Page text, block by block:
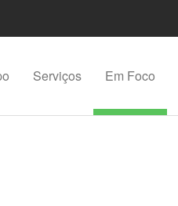
Serviços Em Foco